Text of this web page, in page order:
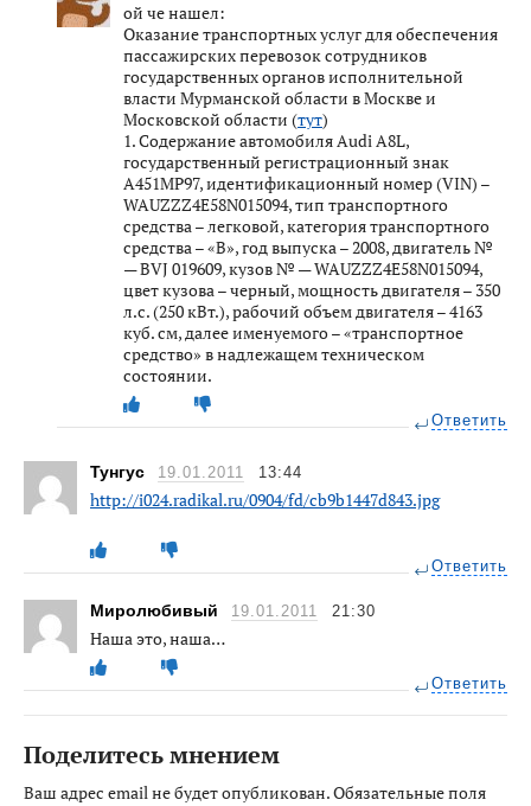
ой че нашел:
Оказание транспортных услуг для обеспечения
пассажирских перевозок сотрудников
государственных органов исполнительной
власти Мурманской области в Москве и
Московской области (тут)
1. Содержание автомобиля Audi A8L,
государственный регистрационный знак
А451МР97, идентификационный номер (VIN) –
WAUZZZ4E58N015094, тип транспортного
средства – легковой, категория транспортного
средства – «В», год выпуска – 2008, двигатель №
— BVJ 019609, кузов № — WAUZZZ4E58N015094,
цвет кузова – черный, мощность двигателя – 350
л.с. (250 кВт.), рабочий объем двигателя – 4163
куб. см, далее именуемого – «транспортное
средство» в надлежащем техническом
состоянии.
Ответить
Тунгус 19.01.2011 13:44
http://i024.radikal.ru/0904/fd/cb9b1447d843.jpg
Ответить
Миролюбивый 19.01.2011 21:30
Наша это, наша…
Ответить
Поделитесь мнением
Ваш адрес email не будет опубликован.Обязательные поля